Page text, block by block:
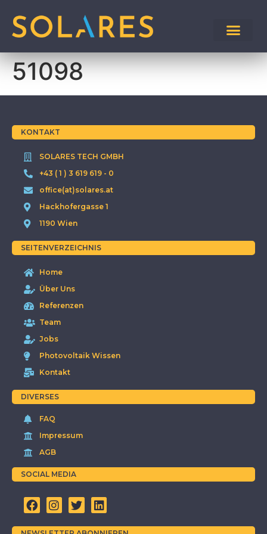
51098
KONTAKT
SOLARES TECH GMBH
+43 ( 1 ) 3 619 619 - 0
office(at)solares.at
Hackhofergasse 1
1190 Wien
SEITENVERZEICHNIS
Home
Über Uns
Referenzen
Team
Jobs
Photovoltaik Wissen
Kontakt
DIVERSES
FAQ
Impressum
AGB
SOCIAL MEDIA